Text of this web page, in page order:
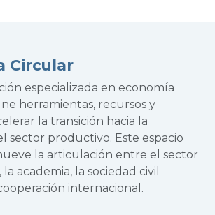
Circular
especializada en economía
herramientas, recursos y
la transición hacia la
sector productivo. Este espacio
la articulación entre el sector
academia, la sociedad civil
internacional.